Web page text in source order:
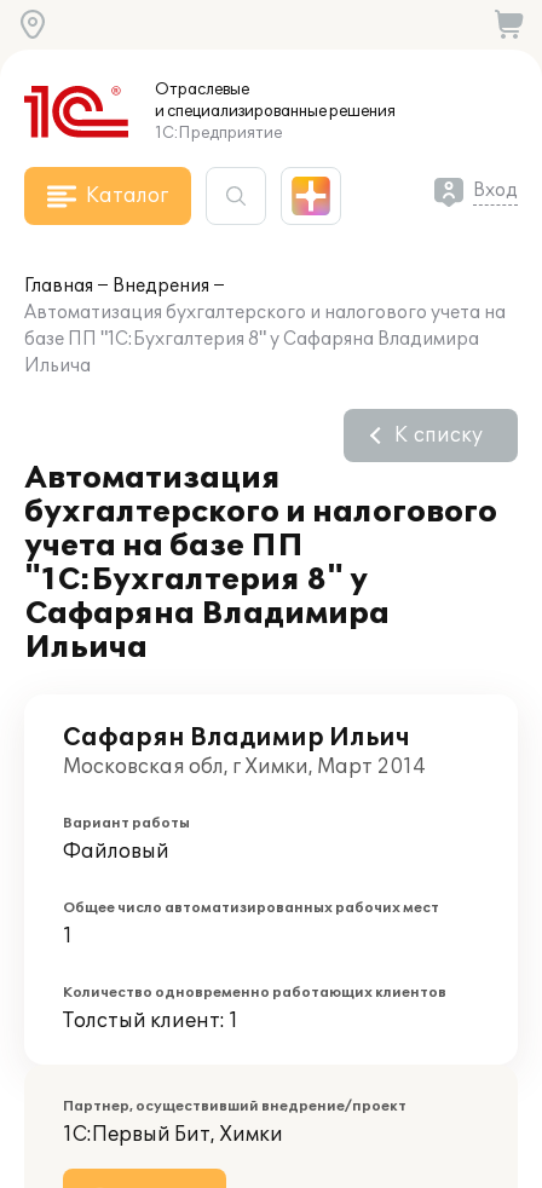
Отраслевые
и специализированныерешения
1С:Предприятие
Каталог Вход
Главная
Внедрения
Автоматизация бухгалтерского и налогового учета на
базе ПП "1С:Бухгалтерия 8" у Сафаряна Владимира
Ильича
Автоматизация
бухгалтерского и налогового
учета на базе ПП
"1С:Бухгалтерия 8" у
Сафаряна Владимира
Ильича
К списку
Сафарян Владимир Ильич
Московская обл, г Химки, Март 2014
Вариант работы
Файловый
Общее число автоматизированных рабочих мест
1
Количество одновременно работающих клиентов
Толстый клиент: 1
Партнер, осуществивший внедрение/проект
1С:Первый Бит, Химки